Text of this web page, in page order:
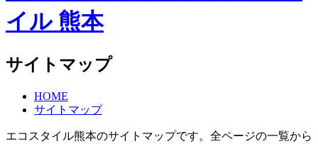
サイトマップ
HOME
サイトマップ
エコスタイル熊本のサイトマップです。全ページの一覧から